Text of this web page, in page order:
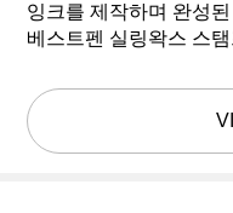
잉크를 제작하며 완성
베스트펜 실링왁스 스